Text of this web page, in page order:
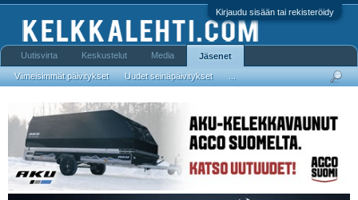
Kirjaudu sisään tai rekisteröidy
Uutisvirta Keskustelut Media Jäsenet
Viimeisimmät päivitykset Uudet seinäpäivitykset